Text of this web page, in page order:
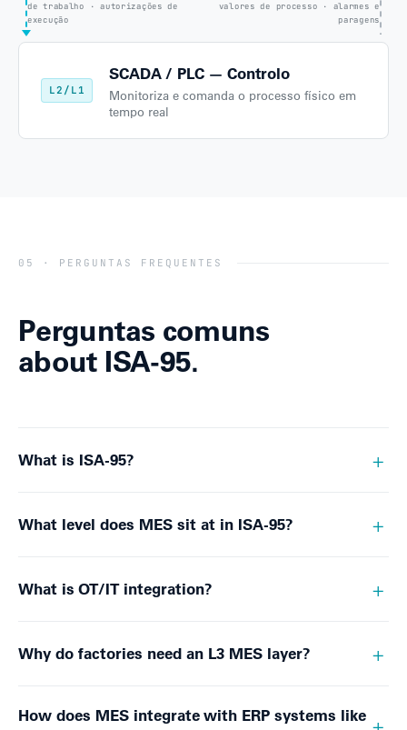
de trabalho · autorizações de
execução
valores de processo · alarmes e
paragens
L2/L1
SCADA / PLC — Controlo
Monitoriza e comanda o processo físico em
tempo real
05 · PERGUNTAS FREQUENTES
Perguntas comuns
about ISA-95.
What is ISA-95?
What level does MES sit at in ISA-95?
What is OT/IT integration?
Why do factories need an L3 MES layer?
How does MES integrate with ERP systems like